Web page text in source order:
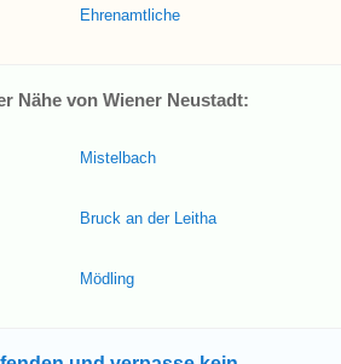
Ehrenamtliche
Nähe von Wiener Neustadt:
Mistelbach
Bruck an der Leitha
Mödling